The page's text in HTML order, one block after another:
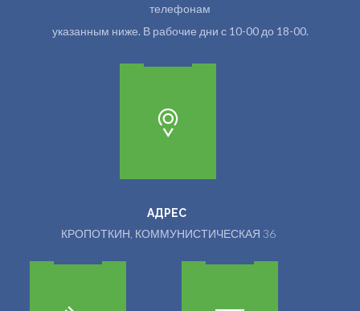
телефонам
указанным ниже. В рабочие дни с 10-00 до 18-00.
АДРЕС
КРОПОТКИН, КОММУНИСТИЧЕСКАЯ 36